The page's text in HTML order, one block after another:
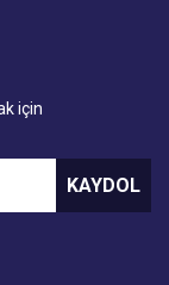
için
KAYDOL